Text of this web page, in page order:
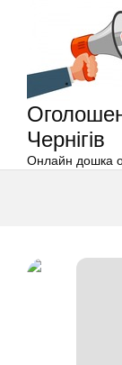
Чернігів
Онлайн дошка